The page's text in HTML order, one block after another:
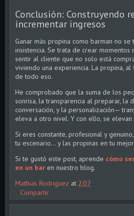
Conclusión: Construyendo
incrementar ingresos
Ganar más propina como barman no
insistencia. Se trata de crear momentos
sentir al cliente que no solo está
viviendo una experiencia. La propina, al
de todo eso.
He comprobado que la suma de los
sonrisa, la transparencia al preparar, la
conversación, y la personalización—
eleva a otro nivel. Y con ello, se elevan
Si eres constante, profesional y
tu escenario… y las propinas en tu
Si te gustó este post, aprende cómo
en un bar en nuestro blog.
Mathias Rodriguez at 2:07
Compartir